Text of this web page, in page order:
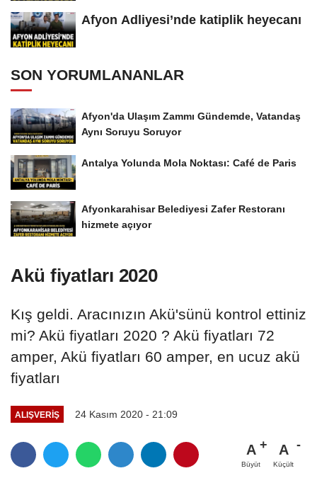
Afyon Adliyesi’nde katiplik heyecanı
SON YORUMLANANLAR
Afyon'da Ulaşım Zammı Gündemde, Vatandaş
Aynı Soruyu Soruyor
Antalya Yolunda Mola Noktası: Café de Paris
Afyonkarahisar Belediyesi Zafer Restoranı
hizmete açıyor
Akü fiyatları 2020
Kış geldi. Aracınızın Akü'sünü kontrol ettiniz
mi? Akü fiyatları 2020 ? Akü fiyatları 72
amper, Akü fiyatları 60 amper, en ucuz akü
fiyatları
ALIŞVERIŞ 24 Kasım 2020 - 21:09
A
Büyüt
A
Küçült